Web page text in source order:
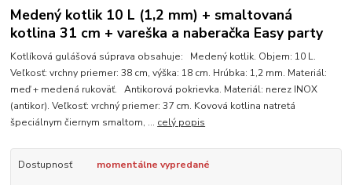
Medený kotlik 10 L (1,2 mm) + smaltovaná
kotlina 31 cm + vareška a naberačka Easy party
Kotlíková gulášová súprava obsahuje: Medený kotlik. Objem: 10 L.
Veľkosť: vrchny priemer: 38 cm, výška: 18 cm. Hrúbka: 1,2 mm. Materiál:
meď + medená rukoväť. Antikorová pokrievka. Materiál: nerez INOX
(antikor). Veľkosť: vrchný priemer: 37 cm. Kovová kotlina natretá
špeciálnym čiernym smaltom, ... celý popis
Dostupnosť momentálne vypredané